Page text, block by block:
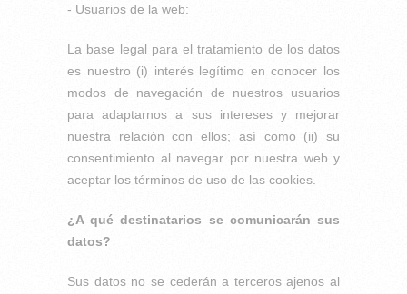
- Usuarios de la web:
La base legal para el tratamiento de los datos
es nuestro (i) interés legítimo en conocer los
modos de navegación de nuestros usuarios
para adaptarnos a sus intereses y mejorar
nuestra relación con ellos; así como (ii) su
consentimiento al navegar por nuestra web y
aceptar los términos de uso de las cookies.
¿A qué destinatarios se comunicarán sus
datos?
Sus datos no se cederán a terceros ajenos al